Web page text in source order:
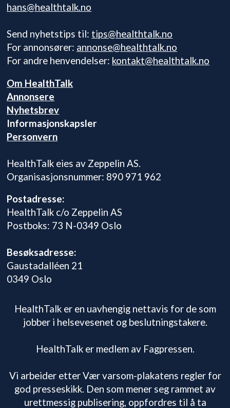
hans@healthtalk.no
Send nyhetstips til: tips@healthtalk.no
For annonsører: annonse@healthtalk.no
For andre henvendelser: kontakt@healthtalk.no
Om HealthTalk
Annonsere
Nyhetsbrev
Informasjonskapsler
Personvern
HealthTalk eies av Zeppelin AS.
Organisasjonsnummer: 890 971 962
Postadresse:
HealthTalk c/o Zeppelin AS
Postboks: 73 N-0349 Oslo
Besøksadresse:
Gaustadalléen 21
0349 Oslo
HealthTalk er en uavhengig nettavis for de som
jobber i helsevesenet og beslutningstakere.
HealthTalk er medlem av Fagpressen.
Vi arbeider etter Vær varsom-plakatens regler for
god presseskikk. Den som mener seg rammet av
urettmessig publisering, oppfordres til å ta